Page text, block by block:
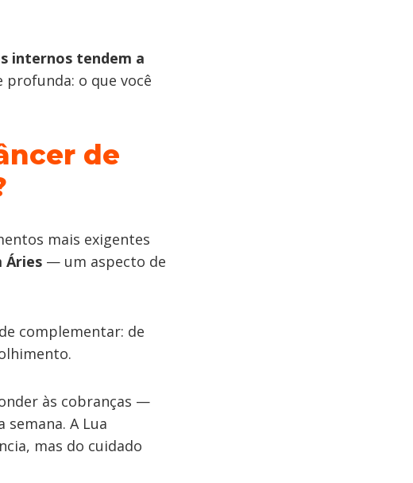
internos tendem a
profunda: o que você
de
mais exigentes
Áries — um aspecto de
complementar: de
às cobranças —
A Lua
mas do cuidado